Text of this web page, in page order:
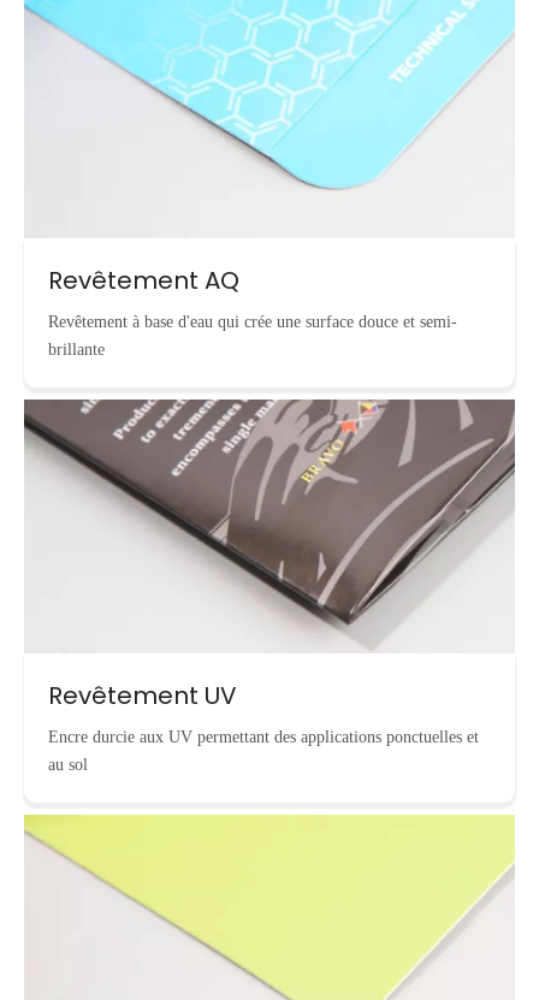
Revêtement AQ
Revêtement à base d'eau qui crée une surface douce et semi-
brillante
Revêtement UV
Encre durcie aux UV permettant des applications ponctuelles et
au sol